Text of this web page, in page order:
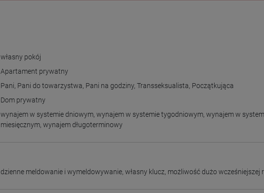
własny pokój
Apartament prywatny
Pani, Pani do towarzystwa, Pani na godziny,Transseksualista, Początkująca
Dom prywatny
wynajem w systemie dniowym,wynajem w systemie tygodniowym,wynajem w
miesięcznym,wynajem długoterminowy
dzienne meldowanie i wymeldowywanie,własny klucz, możliwość dużo wcześniejszej